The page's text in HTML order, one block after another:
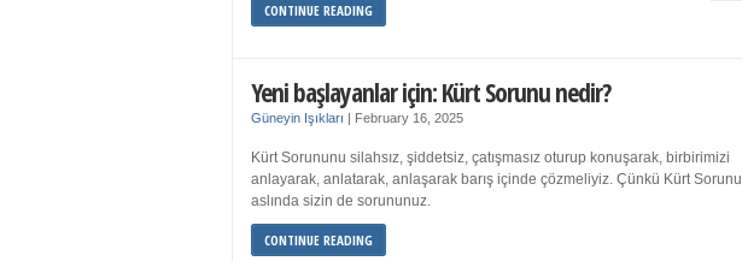
CONTINUE READING
Yeni başlayanlar için: Kürt Sorunu nedir?
Güneyin Işıkları February 16, 2025
Kürt Sorununu silahsız, şiddetsiz, çatışmasız oturup konuşarak, birbirimizi
anlayarak, anlatarak, anlaşarak barış içinde çözmeliyiz. Çünkü Kürt Sorunu
aslında sizin de sorununuz.
CONTINUE READING